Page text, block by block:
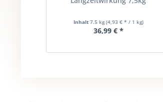
Inhalt 7.5 kg(4,93 € * / 1 kg)
36,99 € *